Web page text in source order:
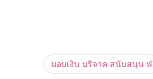
มอบเงิน บริจาค สนับสนุน ฬ